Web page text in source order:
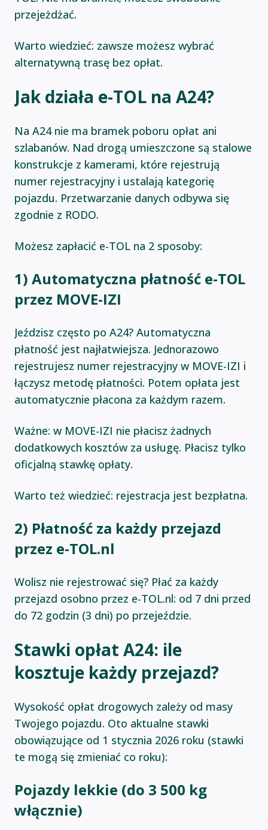
przejeżdżać.
Warto wiedzieć: zawsze możesz wybrać
alternatywną trasę bez opłat.
Jak działa e-TOL na A24?
Na A24 nie ma bramek poboru opłat ani
szlabanów. Nad drogą umieszczone są stalowe
konstrukcje z kamerami, które rejestrują
numer rejestracyjny i ustalają kategorię
pojazdu. Przetwarzanie danych odbywa się
zgodnie z RODO.
Możesz zapłacić e-TOL na 2 sposoby:
1) Automatyczna płatność e-TOL
przez MOVE-IZI
Jeździsz często po A24? Automatyczna
płatność jest najłatwiejsza. Jednorazowo
rejestrujesz numer rejestracyjny w MOVE-IZI i
łączysz metodę płatności. Potem opłata jest
automatycznie płacona za każdym razem.
Ważne: w MOVE-IZI nie płacisz żadnych
dodatkowych kosztów za usługę. Płacisz tylko
oficjalną stawkę opłaty.
Warto też wiedzieć: rejestracja jest bezpłatna.
2) Płatność za każdy przejazd
przez e-TOL.nl
Wolisz nie rejestrować się? Płać za każdy
przejazd osobno przez e-TOL.nl: od 7 dni przed
do 72 godzin (3 dni) po przejeździe.
Stawki opłat A24: ile
kosztuje każdy przejazd?
Wysokość opłat drogowych zależy od masy
Twojego pojazdu. Oto aktualne stawki
obowiązujące od 1 stycznia 2026 roku (stawki
te mogą się zmieniać co roku):
Pojazdy lekkie (do 3 500 kg
włącznie)